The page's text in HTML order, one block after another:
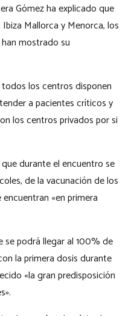
Gómez ha explicado que
Mallorca y Menorca, los
mostrado su
los centros disponen
a pacientes críticos y
los centros privados por si
durante el encuentro se
de la vacunación de los
«en primera
se podrá llegar al 100% de
la primera dosis durante
«la gran predisposición